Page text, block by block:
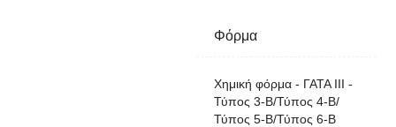
Φόρμα
Χημική φόρμα - ΓΑΤΑ III -
Τύπος 3-B/Τύπος 4-B/
Τύπος 5-B/Τύπος 6-B